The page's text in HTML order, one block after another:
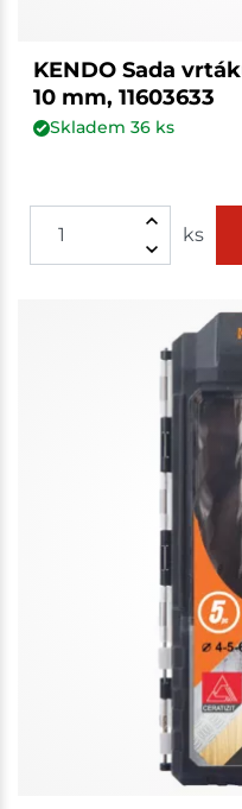
KENDO Sada
10 mm, 11603633
Skladem 36ks
ks